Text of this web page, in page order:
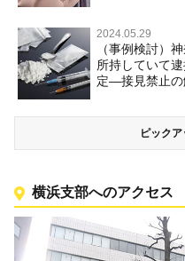
2024.05.29
（事例検討）
所持していて
定―接見禁止の
ピック
横浜支部へのアクセス